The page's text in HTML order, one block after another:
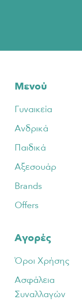
Footer
Μενού
Γυναικεία
Ανδρικά
Παιδικά
Αξεσουάρ
Brands
Offers
Αγορές
Όροι Χρήσης
Ασφάλεια
Συναλλαγών